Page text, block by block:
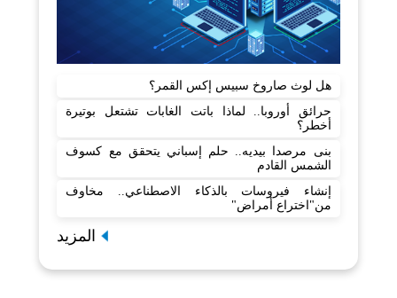
هل لوث صاروخ سبيس إكس القمر؟
حرائق أوروبا.. لماذا باتت الغابات تشتعل بوتيرة
أخطر؟
بنى مرصدا بيديه.. حلم إسباني يتحقق مع كسوف
الشمس القادم
إنشاء فيروسات بالذكاء الاصطناعي.. مخاوف
من"اختراع أمراض"
المزيد